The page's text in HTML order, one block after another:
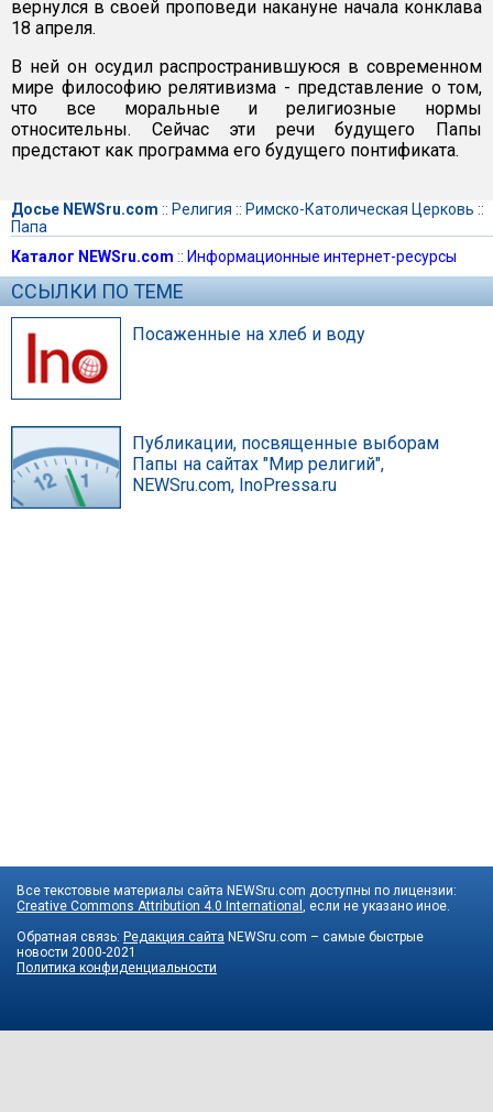
вернулся в своей проповеди накануне начала конклава
18 апреля.
В ней он осудил распространившуюся в современном
мире философию релятивизма - представление о том,
что все моральные и религиозные нормы
относительны. Сейчас эти речи будущего Папы
предстают как программа его будущего понтификата.
Досье NEWSru.com :: Религия :: Римско-Католическая Церковь ::
Папа
Каталог NEWSru.com :: Информационные интернет-ресурсы
ССЫЛКИ ПО ТЕМЕ
Посаженные на хлеб и воду
Публикации, посвященные выборам
Папы на сайтах "Мир религий",
NEWSru.com, InoPressa.ru
Все текстовые материалы сайта NEWSru.com доступны по лицензии:
Creative Commons Attribution 4.0 International
, если не указано иное.
Обратная связь: Редакция сайта NEWSru.com – самые быстрые
новости 2000-2021
Политика конфиденциальности